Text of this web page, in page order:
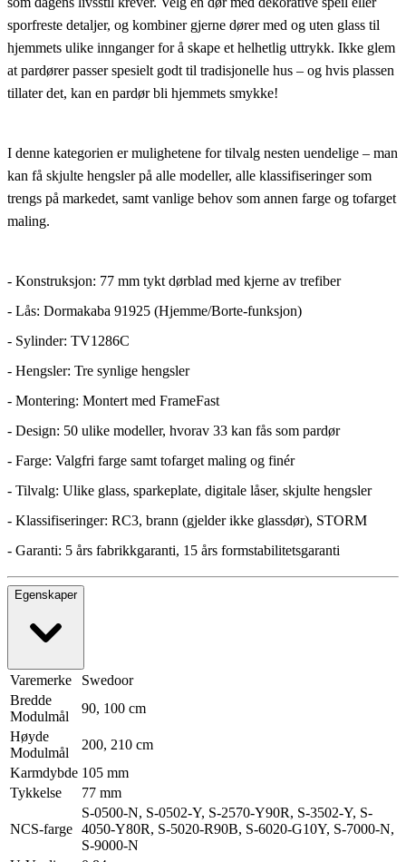
sporfreste detaljer, og kombiner gjerne dører med og uten glass til
hjemmets ulike innganger for å skape et helhetlig uttrykk. Ikke glem
at pardører passer spesielt godt til tradisjonelle hus – og hvis plassen
tillater det, kan en pardør bli hjemmets smykke!
I denne kategorien er mulighetene for tilvalg nesten uendelige – man
kan få skjulte hengsler på alle modeller, alle klassifiseringer som
trengs på markedet, samt vanlige behov som annen farge og tofarget
maling.
- Konstruksjon: 77 mm tykt dørblad med kjerne av trefiber
- Lås: Dormakaba 91925 (Hjemme/Borte-funksjon)
- Sylinder: TV1286C
- Hengsler: Tre synlige hengsler
- Montering: Montert med FrameFast
- Design: 50 ulike modeller, hvorav 33 kan fås som pardør
- Farge: Valgfri farge samt tofarget maling og finér
- Tilvalg: Ulike glass, sparkeplate, digitale låser, skjulte hengsler
- Klassifiseringer: RC3, brann (gjelder ikke glassdør), STORM
- Garanti: 5 års fabrikkgaranti, 15 års formstabilitetsgaranti
Egenskaper
Varemerke
Swedoor
Bredde
Modulmål
90, 100 cm
Høyde
Modulmål
200, 210 cm
Karmdybde 105 mm
Tykkelse
77 mm
NCS-farge
S-0500-N, S-0502-Y, S-2570-Y90R, S-3502-Y, S-
4050-Y80R, S-5020-R90B, S-6020-G10Y, S-7000-N,
S-9000-N